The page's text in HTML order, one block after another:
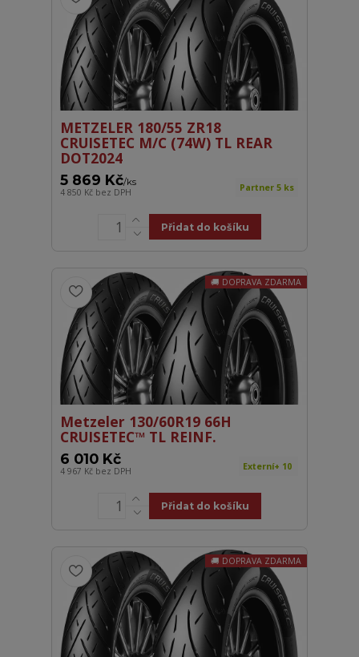
METZELER 180/55 ZR18
CRUISETEC M/C (74W) TL REAR
DOT2024
5 869 Kč/ks
4 850 Kč bez DPH Partner 5 ks
Přidat do košíku
DOPRAVA ZDARMA
Metzeler 130/60R19 66H
CRUISETEC™ TL REINF.
6 010 Kč
4 967 Kč bez DPH Externí+ 10
Přidat do košíku
DOPRAVA ZDARMA